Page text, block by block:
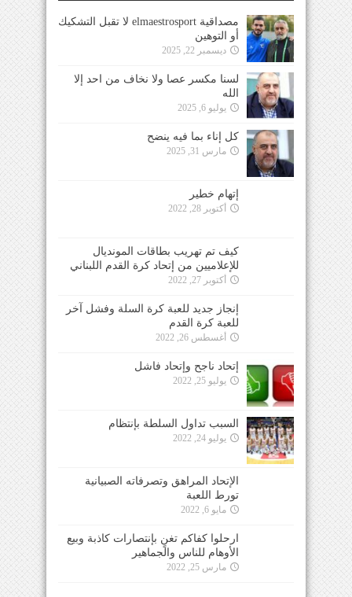
مصداقية elmaestrosport لا تقبل التشكيك
أو التوهين
ديسمبر 22, 2025
لسنا مكسر عصا ولا نخاف من احد إلا
الله
يوليو 6, 2025
كل إناء بما فيه ينضح
مارس 31, 2025
إتهام خطير
أكتوبر 28, 2022
كيف تم تهريب بطاقات المونديال
للإعلاميين من إتحاد كرة القدم اللبناني
أكتوبر 27, 2022
إنجاز جديد للعبة كرة السلة وفشل آخر
للعبة كرة القدم
أغسطس 26, 2022
إتحاد ناجح وإتحاد فاشل
يوليو 25, 2022
السبب تداول السلطة بإنتظام
يوليو 24, 2022
الإتحاد المراهق وتصرفاته الصبيانية
تورط اللعبة
مايو 6, 2022
ارحلوا كفاكم تغنٍ بإنتصارات كاذبة وبيع
الأوهام للناس والجماهير
مارس 25, 2022